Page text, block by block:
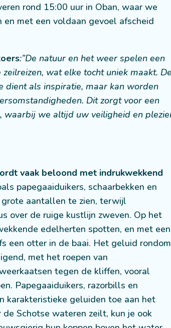
rond 15:00 uur in Oban, waar we
en met een voldaan gevoel afscheid
:”De natuur en het weer spelen een
wat elke tocht uniek maakt. De
dient als inspiratie, maar kan worden
Dit zorgt voor een
waarbij we altijd uw veiligheid en
vaak beloond met indrukwekkend
papegaaiduikers, schaarbekken en
grote aantallen te zien, terwijl
over de ruige kustlijn zweven. Op het
edelherten spotten, en met een
een otter in de baai. Het geluid rondom
met het roepen van
tegen de kliffen, vooral
Papegaaiduikers, razorbills en
karakteristieke geluiden toe aan het
Schotse wateren zeilt, kun je ook